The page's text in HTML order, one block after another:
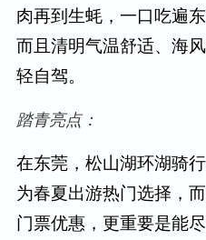
肉再到生蚝，一口吃遍
而且清明气温舒适、海
轻自驾。
踏青亮点：
在东莞，松山湖环湖骑
为春夏出游热门选择，
门票优惠，更重要是能